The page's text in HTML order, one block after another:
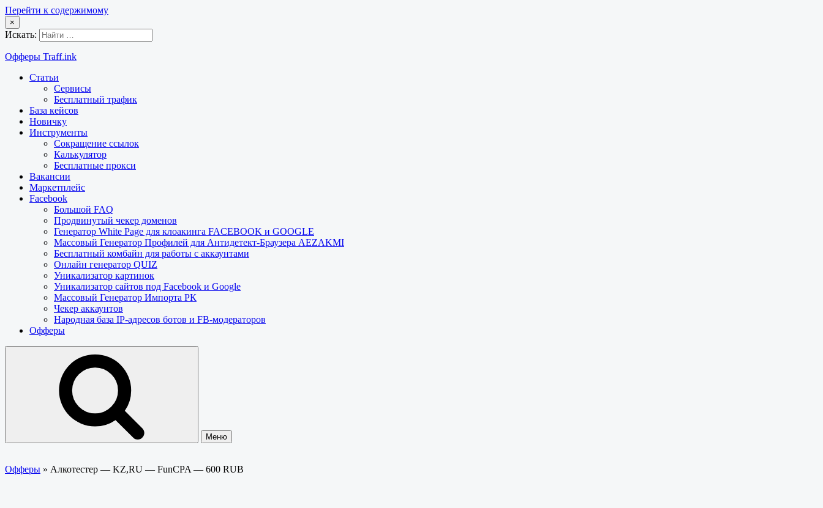
Перейти к содержимому
×
Искать:
Офферы Traff.ink
Статьи
Сервисы
Бесплатный трафик
База кейсов
Новичку
Инструменты
Сокращение ссылок
Калькулятор
Бесплатные прокси
Вакансии
Маркетплейс
Facebook
Большой FAQ
Продвинутый чекер доменов
Генератор White Page для клоакинга FACEBOOK и GOOGLE
Массовый Генератор Профилей для Антидетект-Браузера AEZAKMI
Бесплатный комбайн для работы с аккаунтами
Онлайн генератор QUIZ
Уникализатор картинок
Уникализатор сайтов под Facebook и Google
Массовый Генератор Импорта РК
Чекер аккаунтов
Народная база IP-адресов ботов и FB-модераторов
Офферы
Меню
Офферы » Алкотестер — KZ,RU — FunCPA — 600 RUB